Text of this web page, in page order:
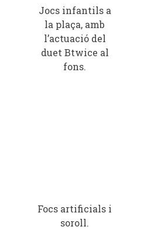
Jocs infantils a
la plaça, amb
l’actuació del
duet Btwice al
fons.
Focs artificials i
soroll.